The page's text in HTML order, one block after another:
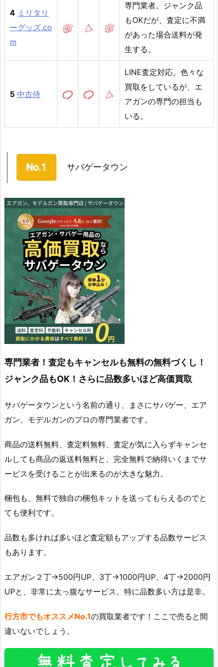
4 ミリタリ
ーグッズ.co
m
専門業者。ジャンク品
もOKだが、査定に不満
があった場合送料が発
生する。
5 中古侍
LINE査定対応。色々な
買取をしているが、エ
アガンの専門の担当も
いる。
サバゲータウン
専門業者！査定もキャンセルも無料の無料づくし！
ジャンク品もOK！さらに品数多いほど高価買取
サバゲータウンという名前の通り、まさにサバゲー、エア
ガン、モデルガンのプロの専門業者です。
商品の送料無料、査定料無料、査定が気に入らずキャンセ
ルしても商品の返送料無料と、完全無料で納得いくまでサ
ービスを受けることが出来るのが大きな魅力。
梱包も、無料で独自の梱包キットを送ってもらえるのでと
ても便利です。
品数も多ければ多いほど査定額もアップする品数サービス
もあります。
エアガン２丁→500円UP、3丁→1000円UP、4丁→2000円
UPと、非常に太っ腹なサービス。特に品数多い方は是非。
行方市でもオススメNo.1の買取業者です！ここで売ると間
違いないでしょう。